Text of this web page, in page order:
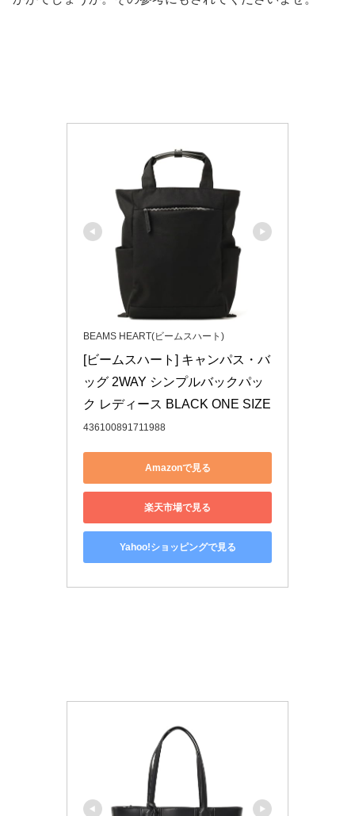
BEAMS HEART(ビームスハート)
[ビームスハート] キャンパス・バ
ッグ 2WAY シンプルバックパッ
ク レディース BLACK ONE SIZE
436100891711988
Amazonで見る
楽天市場で見る
Yahoo!ショッピングで見る